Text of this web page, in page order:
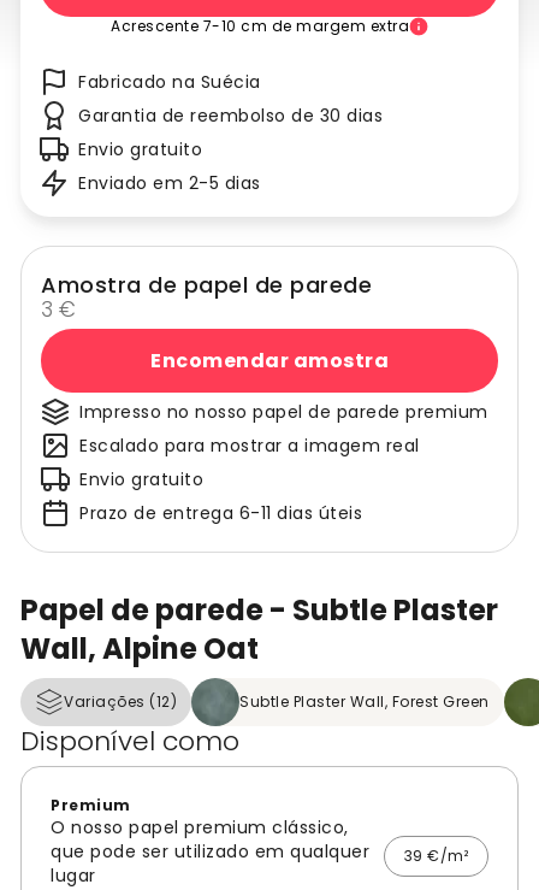
Papel de parede - Subtle Plaster
Wall, Alpine Oat
Variações (12) Subtle Plaster Wall, Forest Green
Disponível como
Premium
O nosso papel premium clássico,
que pode ser utilizado em qualquer
lugar
39 €/m²
Acrescente 7-10 cm de margem extra
Fabricado na Suécia
Garantia de reembolso de 30 dias
Envio gratuito
Enviado em 2-5 dias
Amostra de papel de parede
3 €
Encomendar amostra
Impresso no nosso papel de parede premium
Escalado para mostrar a imagem real
Envio gratuito
Prazo de entrega 6-11 dias úteis